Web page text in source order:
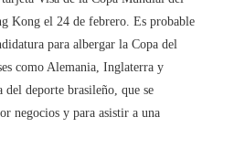
Kong el 24 de febrero. Es probable
para albergar la Copa del
como Alemania, Inglaterra y
del deporte brasileño, que se
negocios y para asistir a una